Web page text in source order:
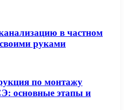
в частном
руками
по монтажу
основные этапы и